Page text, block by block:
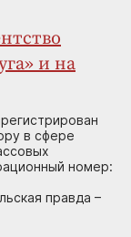
и на
в сфере
номер:
правда –